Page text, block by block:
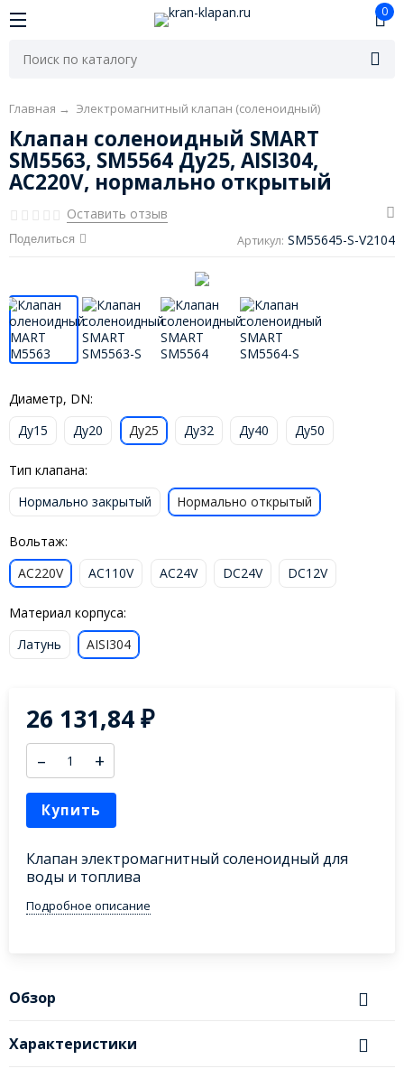
0
Главная → Электромагнитный клапан (соленоидный)
Клапан соленоидный SMART
SM5563, SM5564 Ду25, AISI304,
AC220V, нормально открытый
Оставить отзыв
Поделиться Артикул: SM55645-S-V2104
Диаметр, DN:
Ду15
Ду20 Ду25 Ду32 Ду40 Ду50
Тип клапана:
Нормально закрытый
Нормально открытый
Вольтаж:
AC220V
AC110V AC24V DC24V DC12V
Материал корпуса:
Латунь
AISI304
26 131,84₽
– +
Купить
Клапан электромагнитный соленоидный для
воды и топлива
Подробное описание
Обзор
Характеристики